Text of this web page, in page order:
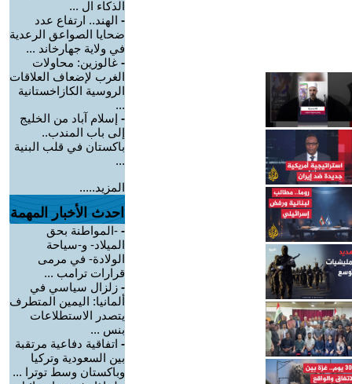
الذكاء ال ...
- الهند.. ارتفاع عدد
ضحايا الصواعق الرعدية
في ولاية جهارخاند ...
- غالوزين: محاولات
الغرب لإضعاف العلاقات
الروسية الكازاخستانية
...
- إسلام آباد من الخليج
إلى باب المندب..
باكستان في قلب البنية
...
المزيد.....
احدث الأخبار المهمة
- -المواطنة بحق
الميلاد- و-سياحة
الولادة- في مرمى
قرارات ترامب ...
- زلزال سياسي في
ألمانيا: اليمين المتطرف
يتصدر الاستطلاعات
بنس ...
- اتفاقية دفاعية مرتقبة
بين السعودية وتركيا
وباكستان وسط توترا ...